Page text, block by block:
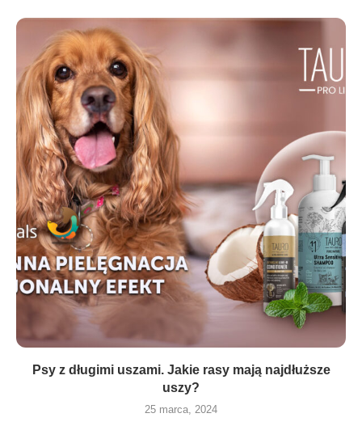
Psy z długimi uszami. Jakie rasy mają najdłuższe
uszy?
25 marca, 2024